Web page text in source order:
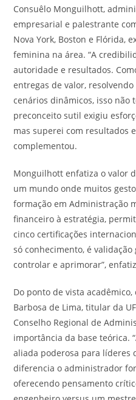
Consuêlo Monguilhott,
empresarial e palestrante
Nova York, Boston e Flórida,
feminina na área. “A
autoridade e resultados.
entregas de valor,
cenários dinâmicos, isso não
preconceito sutil exigiu
mas superei com resultados
complementou.
Monguilhott enfatiza o valor
um mundo onde muitos
formação em Administração
financeiro à estratégia,
cinco certificações
só conhecimento, é
controlar e aprimorar”,
Do ponto de vista acadêmico,
Barbosa de Lima, titular da
Conselho Regional de
importância da base teórica.
aliada poderosa para líderes
diferencia o administrador
oferecendo pensamento